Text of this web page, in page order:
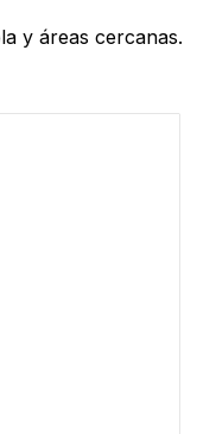
y áreas cercanas.